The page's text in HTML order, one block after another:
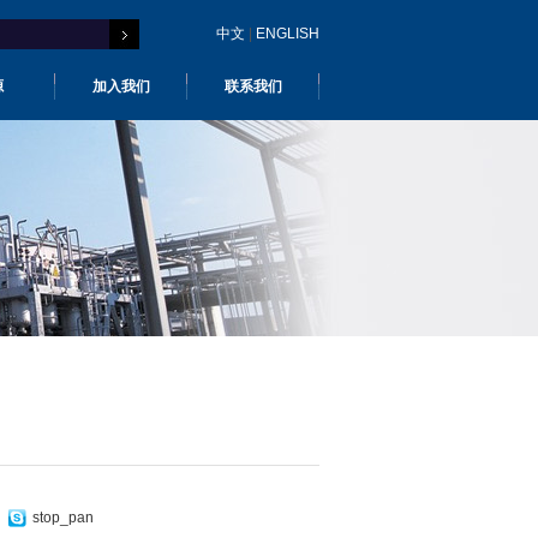
中文 ENGLISH
加入我们 联系我们
stop_pan